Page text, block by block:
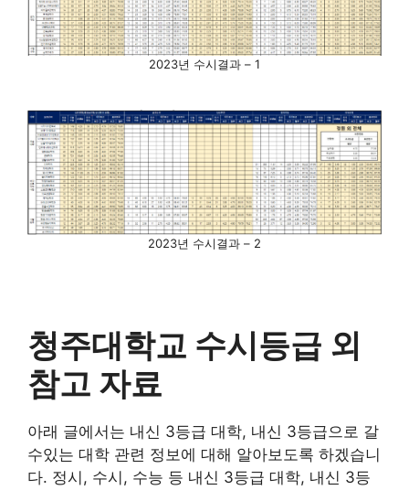
2023년 수시결과 – 1
2023년 수시결과 – 2
청주대학교 수시등급 외
참고 자료
아래 글에서는 내신 3등급 대학, 내신 3등급으로 갈
수있는 대학 관련 정보에 대해 알아보도록 하겠습니
다. 정시, 수시, 수능 등 내신 3등급 대학, 내신 3등